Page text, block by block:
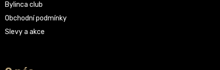
Bylinca club
Obchodní podmínky
Slevy a akce